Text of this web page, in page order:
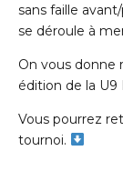
sans faille
se déroule à
On vous donne
édition de la U9
Vous pourrez
tournoi.